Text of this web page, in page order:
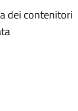
dei contenitori